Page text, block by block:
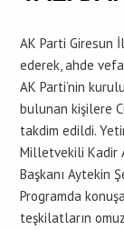
AK Parti Giresun
ederek, ahde
AK Parti’nin
bulunan kişilere
takdim edildi.
Milletvekili Kadir
Başkanı Aytekin
Programda
teşkilatların